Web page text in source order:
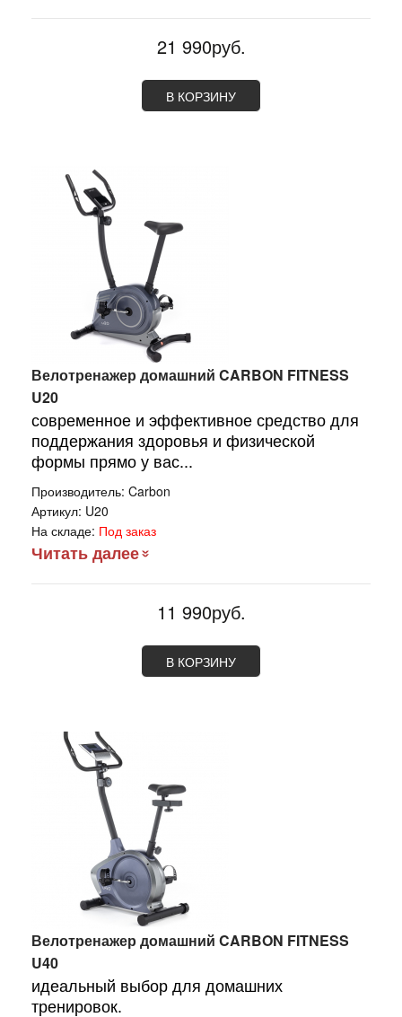
21 990руб.
В КОРЗИНУ
Велотренажер домашний CARBON FITNESS
U20
современное и эффективное средство для
поддержания здоровья и физической
формы прямо у вас...
Производитель: Carbon
Артикул: U20
На складе: Под заказ
Читать далее
11 990руб.
В КОРЗИНУ
Велотренажер домашний CARBON FITNESS
U40
идеальный выбор для домашних
тренировок.